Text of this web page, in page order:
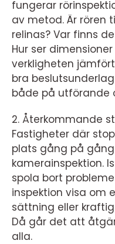
fungerar
av metod. Är rören
relinas? Var finns
Hur ser
verkligheten
bra
både på utförande
2. Återkommande
Fastigheter där
plats gång på
kamerainspektion.
spola bort
inspektion visa om
sättning eller
Då går det att
alla.